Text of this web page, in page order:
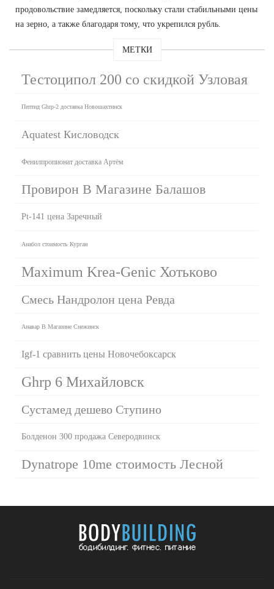
продовольствие замедляется, поскольку стали стабильными цены
на зерно, а также благодаря тому, что укрепился рубль.
МЕТКИ
Тестоципол 200 со скидкой Узловая
Пептид Ghrp-2 доставка Новошахтинск
Aquatest Кисловодск
Фенилпропионат доставка Артём
Провирон В Магазине Балашов
Pt-141 цена Заречный
Анабол стоимость Курган
Maximum Krea-Genic Хотьково
Смесь Нандролон цена Ревда
Анавар В Магазине Снежинск
Igf-1 сравнить цены Новочебоксарск
Ghrp 6 Михайловск
Сустамед дешево Ступино
Болденон 300 продажа Северодвинск
Dynatrope 10me стоимость Лесной